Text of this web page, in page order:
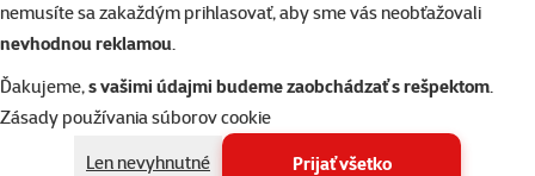
nemusíte sa zakaždým prihlasovať, aby sme vás neobťažovali
nevhodnou reklamou.
Ďakujeme,s vašimi údajmi budeme zaobchádzať s rešpektom.
Zásady používania súborov cookie
Len nevyhnutné
Prijať všetko
Vitaminy pre
korytnacky
20ml
Hodnotenie 0%
Cena
6,29 €